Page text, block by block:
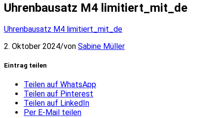
Uhrenbausatz M4 limitiert_mit_de
Uhrenbausatz M4 limitiert_mit_de
2. Oktober 2024/von Sabine Müller
Eintrag teilen
Teilen auf WhatsApp
Teilen auf Pinterest
Teilen auf LinkedIn
Per E-Mail teilen